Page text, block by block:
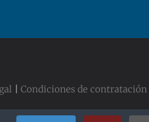
|Condiciones de contratación